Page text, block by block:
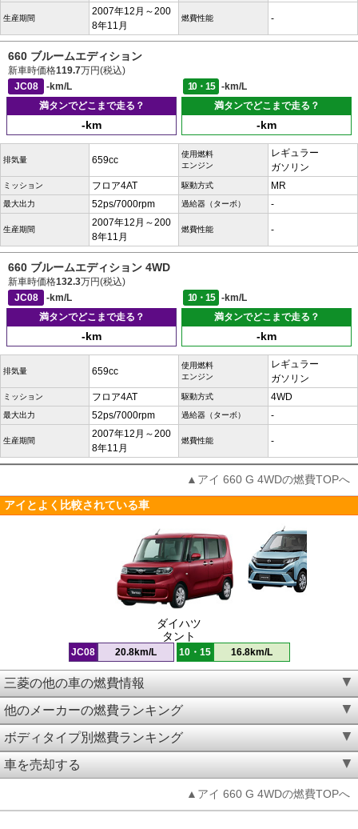
生産期間
2007年12月～200
8年11月
燃費性能 -
660 ブルームエディション
新車時価格119.7万円(税込)
JC08
-km/L 10・15
-km/L
満タンでどこまで走る？
-km
満タンでどこまで走る？
-km
排気量 659cc
使用燃料
エンジン
レギュラー
ガソリン
ミッション フロア4AT 駆動方式 MR
最大出力 52ps/7000rpm 過給器（ターボ） -
生産期間
2007年12月～200
8年11月
燃費性能 -
660 ブルームエディション 4WD
新車時価格132.3万円(税込)
JC08
-km/L 10・15
-km/L
満タンでどこまで走る？
-km
満タンでどこまで走る？
-km
排気量 659cc
使用燃料
エンジン
レギュラー
ガソリン
ミッション フロア4AT 駆動方式 4WD
最大出力 52ps/7000rpm 過給器（ターボ） -
生産期間
2007年12月～200
8年11月
燃費性能 -
▲アイ 660 G 4WDの燃費TOPへ
アイとよく比較されている車
ダイハツ
タント
JC08 20.8km/L 10・15 16.8km/L
三菱の他の車の燃費情報
他のメーカーの燃費ランキング
ボディタイプ別燃費ランキング
車を売却する
▲アイ 660 G 4WDの燃費TOPへ